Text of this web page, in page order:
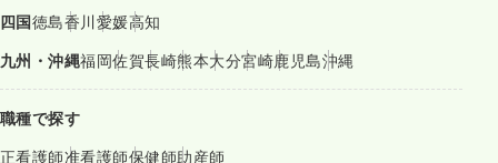
四国徳島香川愛媛高知
九州・沖縄福岡佐賀長崎熊本大分宮崎鹿児島沖縄
職種で探す
正看護師准看護師保健師助産師